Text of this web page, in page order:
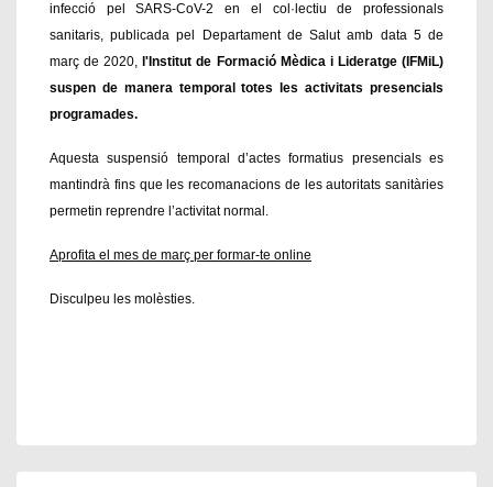
infecció pel SARS-CoV-2 en el col·lectiu de professionals
sanitaris, publicada pel Departament de Salut amb data 5 de
març de 2020, l'Institut de Formació Mèdica i Lideratge (IFMiL)
suspen de manera temporal totes les activitats presencials
programades.
Aquesta suspensió temporal d’actes formatius presencials es
mantindrà fins que les recomanacions de les autoritats sanitàries
permetin reprendre l’activitat normal.
Aprofita el mes de març per formar-te online
Disculpeu les molèsties.